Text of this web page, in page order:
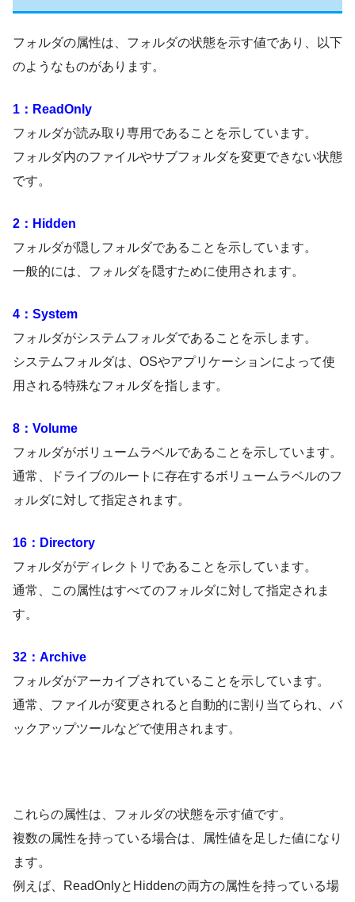
フォルダの属性は、フォルダの状態を示す値であり、以下
のようなものがあります。
1：ReadOnly
フォルダが読み取り専用であることを示しています。
フォルダ内のファイルやサブフォルダを変更できない状態
です。
2：Hidden
フォルダが隠しフォルダであることを示しています。
一般的には、フォルダを隠すために使用されます。
4：System
フォルダがシステムフォルダであることを示します。
システムフォルダは、OSやアプリケーションによって使
用される特殊なフォルダを指します。
8：Volume
フォルダがボリュームラベルであることを示しています。
通常、ドライブのルートに存在するボリュームラベルのフ
ォルダに対して指定されます。
16：Directory
フォルダがディレクトリであることを示しています。
通常、この属性はすべてのフォルダに対して指定されま
す。
32：Archive
フォルダがアーカイブされていることを示しています。
通常、ファイルが変更されると自動的に割り当てられ、バ
ックアップツールなどで使用されます。
これらの属性は、フォルダの状態を示す値です。
複数の属性を持っている場合は、属性値を足した値になり
ます。
例えば、ReadOnlyとHiddenの両方の属性を持っている場